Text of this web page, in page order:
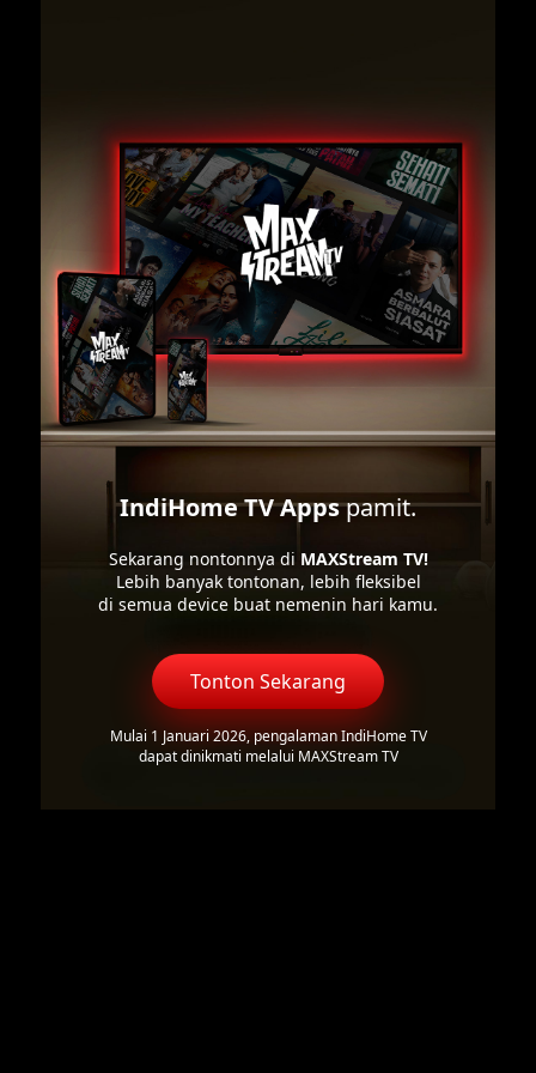
IndiHome TV Appspamit.
Sekarang nontonnya di MAXStream TV!
Lebih banyak tontonan, lebih fleksibel
di semua device buat nemenin hari kamu.
Tonton Sekarang
Mulai 1 Januari 2026, pengalaman IndiHome TV
dapat dinikmati melalui MAXStream TV